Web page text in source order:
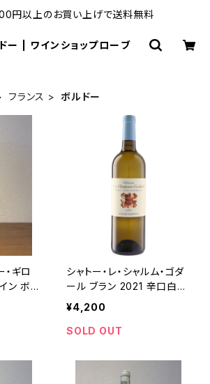
円以上のお買い上げで送料無料
ー | ワインショップローブ
フランス ボルドー
・ギロ
ン ボル
シャトー・レ・シャルム・ゴダ
ール ブラン 2021 辛口白ワ
イン ボルドー 750ml
¥4,200
SOLD OUT